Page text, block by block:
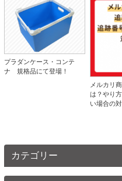
カテゴリー
プラダンケース・コンテ
ナ 規格品にて登場！
メルカリ
は？やり
い場合の